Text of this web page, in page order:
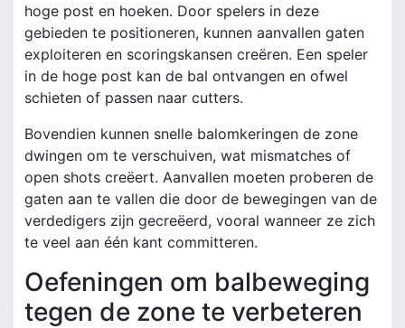
hoge post en hoeken. Door spelers in deze
gebieden te positioneren, kunnen aanvallen gaten
exploiteren en scoringskansen creëren. Een speler
in de hoge post kan de bal ontvangen en ofwel
schieten of passen naar cutters.
Bovendien kunnen snelle balomkeringen de zone
dwingen om te verschuiven, wat mismatches of
open shots creëert. Aanvallen moeten proberen de
gaten aan te vallen die door de bewegingen van de
verdedigers zijn gecreëerd, vooral wanneer ze zich
te veel aan één kant committeren.
Oefeningen om balbeweging
tegen de zone te verbeteren